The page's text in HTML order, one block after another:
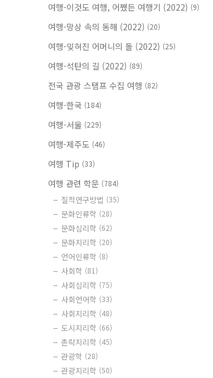
여행-이것도 여행, 어쨌든 여행기 (2022) (9)
여행-망상 속의 동해 (2022) (20)
여행-잊혀진 어머니의 돌 (2022) (25)
여행-석탄의 길 (2022) (89)
전국 관광 스탬프 수집 여행 (82)
여행-한국 (184)
여행-서울 (229)
여행-제주도 (46)
여행 Tip (33)
여행 관련 학문 (784)
질적연구방법 (35)
문화인류학 (28)
문화심리학 (62)
문화지리학 (20)
언어인류학 (8)
사회학 (81)
사회심리학 (75)
사회언어학 (33)
사회지리학 (48)
도시지리학 (66)
촌락지리학 (45)
관광학 (28)
관광지리학 (50)